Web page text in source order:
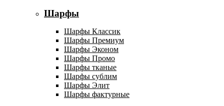
Шарфы
Шарфы Классик
Шарфы Премиум
Шарфы Эконом
Шарфы Промо
Шарфы тканые
Шарфы сублим
Шарфы Элит
Шарфы фактурные